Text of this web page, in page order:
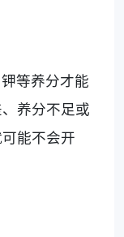
等养分才能
养分不足或
能不会开